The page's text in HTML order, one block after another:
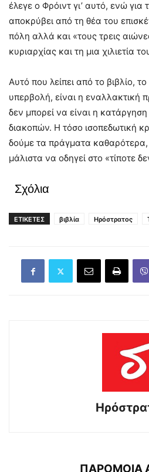
έλεγε ο Φρόιντ γι’ αυτό, ενώ για
αποκρύβει από τη θέα του
πόλη αλλά και «τους τρεις
κυριαρχίας και τη μια χιλιετία
Αυτό που λείπει από το βιβλίο, το
υπερβολή, είναι η εναλλακτική
δεν μπορεί να είναι η
διακοπών. Η τόσο ισοπεδωτική
δούμε τα πράγματα
μάλιστα να οδηγεί στο «τίποτε
Σχόλια
ΕΤΙΚΕΤΕΣ βιβλία Ηρόστρατος
ΠΑΡΟΜΟΙΑ